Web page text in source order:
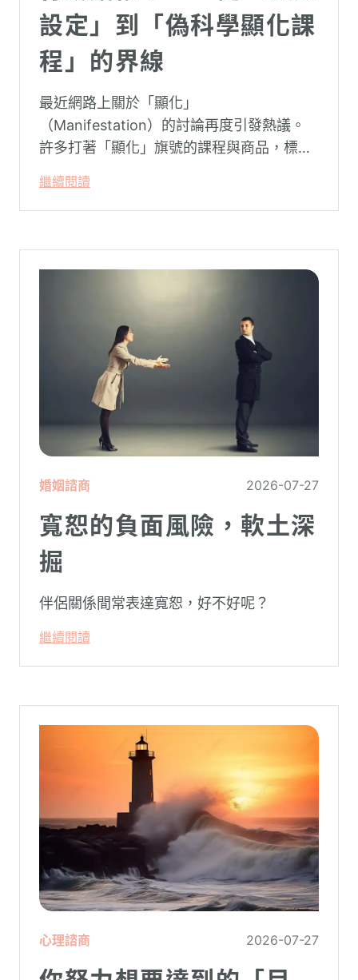
設定」到「偽科學顯化課
程」的界線
最近網路上關於「顯化」
（Manifestation）的討論再度引發熱議。
許多打著「顯化」旗號的課程與商品，標榜
能吸引財富、關係與健康。這類論述聽起來
療癒，卻經常缺乏實證基礎，甚至可能對正
繼續閱讀
婚姻諮商 2026-07-27
寬恕的負面風險，軟土深
掘
伴侶關係間常表達寬恕，好不好呢？
繼續閱讀
心理諮商 2026-07-27